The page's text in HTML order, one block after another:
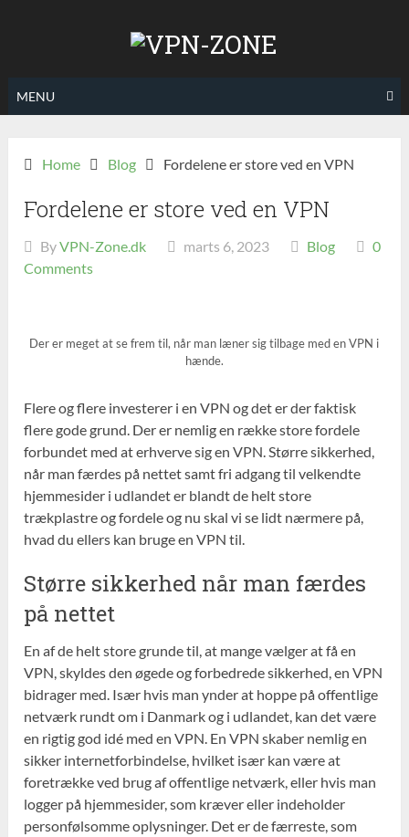
MENU
Home Blog Fordelene er store ved en VPN
Fordelene er store ved en VPN
ByVPN-Zone.dk marts 6, 2023 Blog
0
Comments
Der er meget at se frem til, når man læner sig tilbage med en VPN i
hænde.
Flere og flere investerer i en VPN og det er der faktisk
flere gode grund. Der er nemlig en række store fordele
forbundet med at erhverve sig en VPN. Større sikkerhed,
når man færdes på nettet samt fri adgang til velkendte
hjemmesider i udlandet er blandt de helt store
trækplastre og fordele og nu skal vi se lidt nærmere på,
hvad du ellers kan bruge en VPN til.
Større sikkerhed når man færdes
på nettet
En af de helt store grunde til, at mange vælger at få en
VPN, skyldes den øgede og forbedrede sikkerhed, en VPN
bidrager med. Især hvis man ynder at hoppe på offentlige
netværk rundt om i Danmark og i udlandet, kan det være
en rigtig god idé med en VPN. En VPN skaber nemlig en
sikker internetforbindelse, hvilket især kan være at
foretrække ved brug af offentlige netværk, eller hvis man
logger på hjemmesider, som kræver eller indeholder
personfølsomme oplysninger. Det er de færreste, som